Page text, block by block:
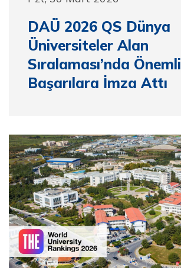
DAÜ 2026 QS Dünya
Üniversiteler Alan
Sıralaması’nda Önemli
Başarılara İmza Attı